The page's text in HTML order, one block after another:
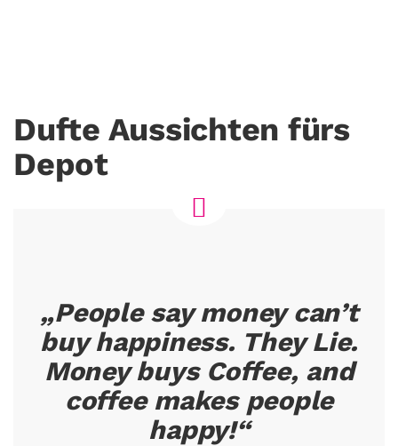
Dufte Aussichten fürs
Depot
„People say money can’t
buy happiness. They Lie.
Money buys Coffee, and
coffee makes people
happy!“